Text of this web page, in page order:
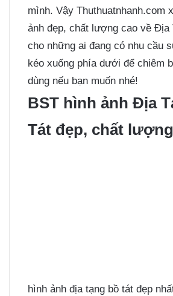
mình. Vậy Thuthuatnhanh.com
ảnh đẹp, chất lượng cao về Địa
cho những ai đang có nhu cầu
kéo xuống phía dưới để chiêm
dùng nếu bạn muốn nhé!
BST hình ảnh Địa
Tát đẹp, chất
hình ảnh địa tạng bồ tát đẹp